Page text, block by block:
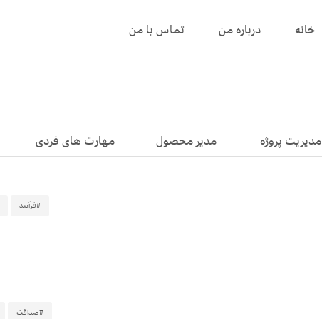
خانه درباره من تماس با من
مدیریت پروژه مدیر محصول مهارت های فردی
#فرآیند
#صداقت